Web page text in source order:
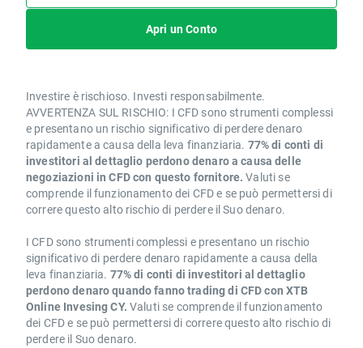
Apri un Conto
Investire è rischioso. Investi responsabilmente.
AVVERTENZA SUL RISCHIO: I CFD sono strumenti complessi
e presentano un rischio significativo di perdere denaro
rapidamente a causa della leva finanziaria. 77% di conti di
investitori al dettaglio perdono denaro a causa delle
negoziazioni in CFD con questo fornitore. Valuti se
comprende il funzionamento dei CFD e se può permettersi di
correre questo alto rischio di perdere il Suo denaro.
I CFD sono strumenti complessi e presentano un rischio
significativo di perdere denaro rapidamente a causa della
leva finanziaria. 77% di conti di investitori al dettaglio
perdono denaro quando fanno trading di CFD con XTB
Online Invesing CY. Valuti se comprende il funzionamento
dei CFD e se può permettersi di correre questo alto rischio di
perdere il Suo denaro.